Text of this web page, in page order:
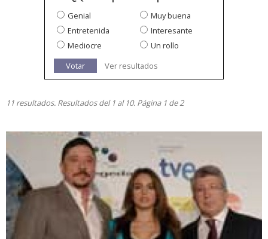
Genial
Muy buena
Entretenida
Interesante
Mediocre
Un rollo
Votar
Ver resultados
11 resultados. Resultados del 1 al 10. Página 1 de 2